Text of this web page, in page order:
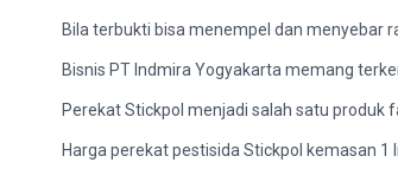
Bila terbukti bisa menempel dan menyebar
Bisnis PT Indmira Yogyakarta memang
Perekat Stickpol menjadi salah satu produk
Harga perekat pestisida Stickpol kemasan